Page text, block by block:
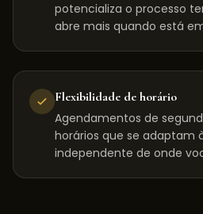
potencializa o processo
abre mais quando está
Flexibilidade de horário
Agendamentos de
horários que se adaptam
independente de onde